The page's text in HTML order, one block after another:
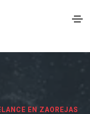
EN ZAOREJAS